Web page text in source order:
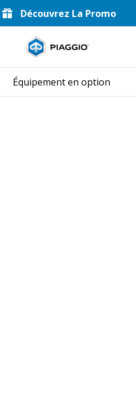
Découvrez La Promo
Équipement en option